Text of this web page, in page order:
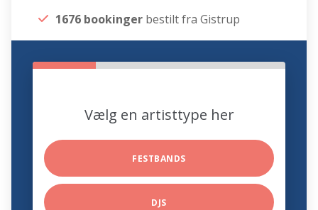
1676 bookinger bestilt fra Gistrup
Vælg en artisttype her
FESTBANDS
DJS